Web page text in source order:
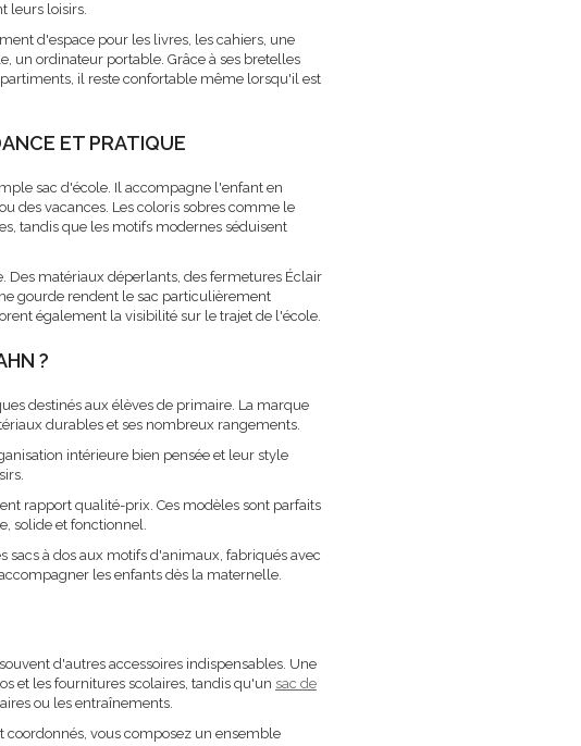
leurs loisirs.
d'espace pour les livres, les cahiers, une
un ordinateur portable. Grâce à ses bretelles
il reste confortable même lorsqu'il est
ET PRATIQUE
sac d'école. Il accompagne l'enfant en
des vacances. Les coloris sobres comme le
tandis que les motifs modernes séduisent
Des matériaux déperlants, des fermetures Éclair
gourde rendent le sac particulièrement
également la visibilité sur le trajet de l'école.
?
destinés aux élèves de primaire. La marque
durables et ses nombreux rangements.
intérieure bien pensée et leur style
rapport qualité-prix. Ces modèles sont parfaits
solide et fonctionnel.
sacs à dos aux motifs d'animaux, fabriqués avec
les enfants dès la maternelle.
d'autres accessoires indispensables. Une
et les fournitures scolaires, tandis qu'un sac de
ou les entraînements.
coordonnés, vous composez un ensemble